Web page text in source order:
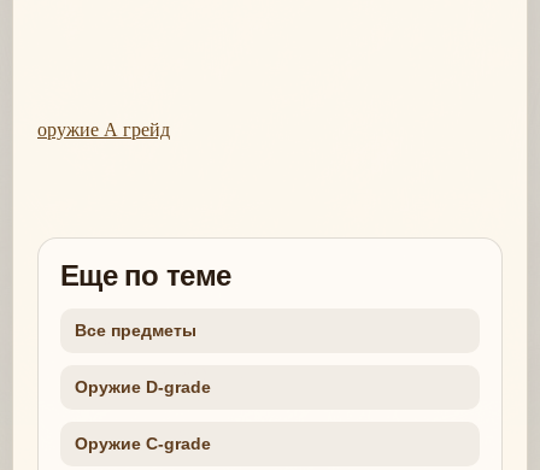
оружие А грейд
Еще по теме
Все предметы
Оружие D-grade
Оружие C-grade